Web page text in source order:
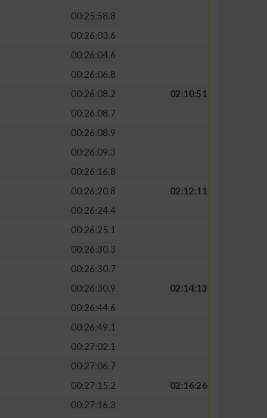
00:25:58.8
00:26:03.6
00:26:04.6
00:26:06.8
00:26:08.2
02:10:51
00:26:08.7
00:26:08.9
00:26:09.3
00:26:16.8
00:26:20.8
02:12:11
00:26:24.4
00:26:25.1
00:26:30.3
00:26:30.7
00:26:30.9
02:14:13
00:26:44.6
00:26:49.1
00:27:02.1
00:27:06.7
00:27:15.2
02:16:26
00:27:16.3